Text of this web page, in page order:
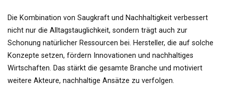
Die Kombination von Saugkraft und Nachhaltigkeit verbessert
nicht nur die Alltagstauglichkeit, sondern trägt auch zur
Schonung natürlicher Ressourcen bei. Hersteller, die auf solche
Konzepte setzen, fördern Innovationen und nachhaltiges
Wirtschaften. Das stärkt die gesamte Branche und motiviert
weitere Akteure, nachhaltige Ansätze zu verfolgen.